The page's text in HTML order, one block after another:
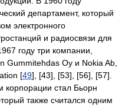
департамент, который
электронного
и радиосвязи для
году три компании,
Gummitehdas Oy и Nokia Ab,
[49], [43], [53], [56], [57].
стал Бьорн
также считался одним